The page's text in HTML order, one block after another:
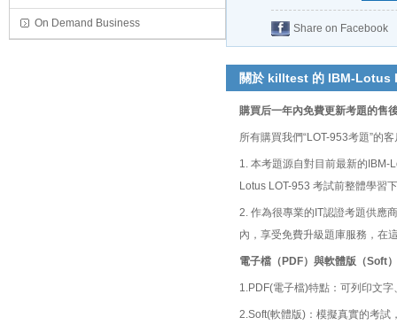
On Demand Business Share on Facebook
關於 killtest 的 IBM-Lotus
購買后一年內免費更新考題的售
所有購買我們“LOT-953考題”的
1. 本考題源自對目前最新的IBM-
Lotus LOT-953 考試前整體學習
2. 作為很專業的IT認證考題供應
內，享受免費升級題庫服務，在
電子檔（PDF）與軟體版（Soft
1.PDF(電子檔)特點：可列印文
2.Soft(軟體版)：模擬真實的考試